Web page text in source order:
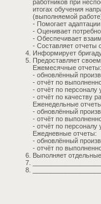
работников при
итогах обучения
(выполняемой
- Помогает адаптации
- Оценивает
- Обеспечивает
- Составляет отчеты
Информирует
Предоставляет
Ежемесячные отчеты:
- обновлённый
- отчёт по
- отчёт по персоналу
- отчёт по качеству
Еженедельные
- обновлённый
- отчёт по
- отчёт по персоналу
Ежедневные отчеты:
- обновлённый
- отчёт по
Выполняет